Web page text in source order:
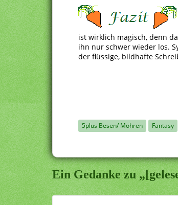
ist wirklich magisch, denn
ihn nur schwer wieder los.
der flüssige, bildhafte
5plus Besen/ Möhren Fantasy
Ein Gedanke zu